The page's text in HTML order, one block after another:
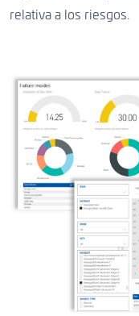
relativa a los riesgos.